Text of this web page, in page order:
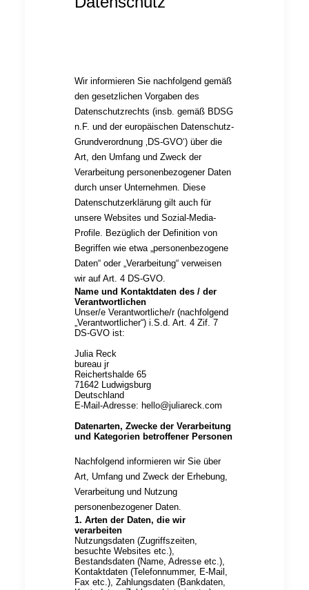
Wir informieren Sie nachfolgend gemäß
den gesetzlichen Vorgaben des
Datenschutzrechts (insb. gemäß BDSG
n.F. und der europäischen Datenschutz-
Grundverordnung ‚DS-GVO‘) über die
Art, den Umfang und Zweck der
Verarbeitung personenbezogener Daten
durch unser Unternehmen. Diese
Datenschutzerklärung gilt auch für
unsere Websites und Sozial-Media-
Profile. Bezüglich der Definition von
Begriffen wie etwa „personenbezogene
Daten“ oder „Verarbeitung“ verweisen
wir auf Art. 4 DS-GVO.
Name und Kontaktdaten des / der
Verantwortlichen
Unser/e Verantwortliche/r (nachfolgend
„Verantwortlicher“) i.S.d. Art. 4 Zif. 7
DS-GVO ist:
Julia Reck
bureau jr
Reichertshalde 65
71642 Ludwigsburg
Deutschland
E-Mail-Adresse: hello@juliareck.com
Datenarten, Zwecke der Verarbeitung
und Kategorien betroffener Personen
Nachfolgend informieren wir Sie über
Art, Umfang und Zweck der Erhebung,
Verarbeitung und Nutzung
personenbezogener Daten.
1. Arten der Daten, die wir
verarbeiten
Nutzungsdaten (Zugriffszeiten,
besuchte Websites etc.),
Bestandsdaten (Name, Adresse etc.),
Kontaktdaten (Telefonnummer, E-Mail,
Fax etc.), Zahlungsdaten (Bankdaten,